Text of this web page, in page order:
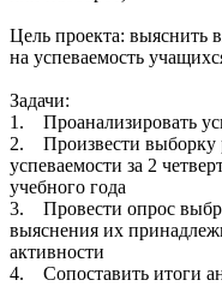
Цель проекта: выяснить
на успеваемость
Задачи:
1. Проанализировать
2. Произвести выборку
успеваемости за 2
учебного года
3. Провести опрос
выяснения их
активности
4. Сопоставить итоги